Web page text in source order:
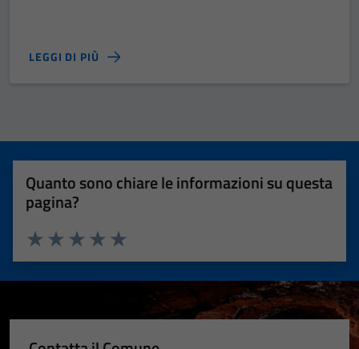
LEGGI DI PIÙ
Quanto sono chiare le informazioni su questa
pagina?
Valuta 5 stelle su 5
Valuta 4 stelle su 5
Valuta 3 stelle su 5
Valuta 2 stelle su 5
Valuta 1 stelle su 5